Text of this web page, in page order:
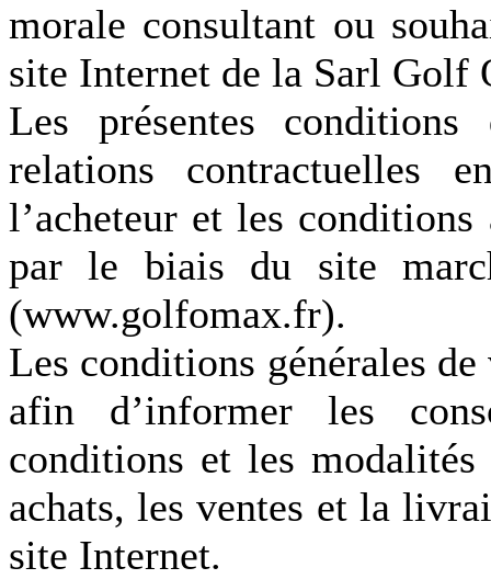
morale consultant ou
site Internet de la Sarl
Les présentes
relations
l’acheteur et les
par le biais du site
(www.golfomax.fr).
Les conditions générales
afin d’informer les
conditions et les
achats, les ventes et la
site Internet.